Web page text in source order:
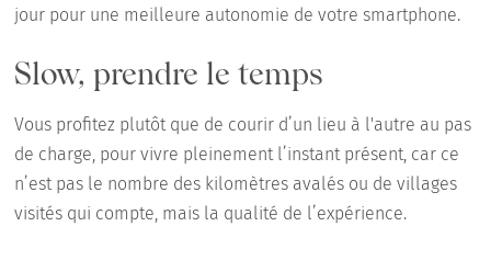
jour pour une meilleure autonomie de votre smartphone.
Slow, prendre le temps
Vous profitez plutôt que de courir d’un lieu à l'autre au pas
de charge, pour vivre pleinement l’instant présent, car ce
n’est pas le nombre des kilomètres avalés ou de villages
visités qui compte, mais la qualité de l’expérience.